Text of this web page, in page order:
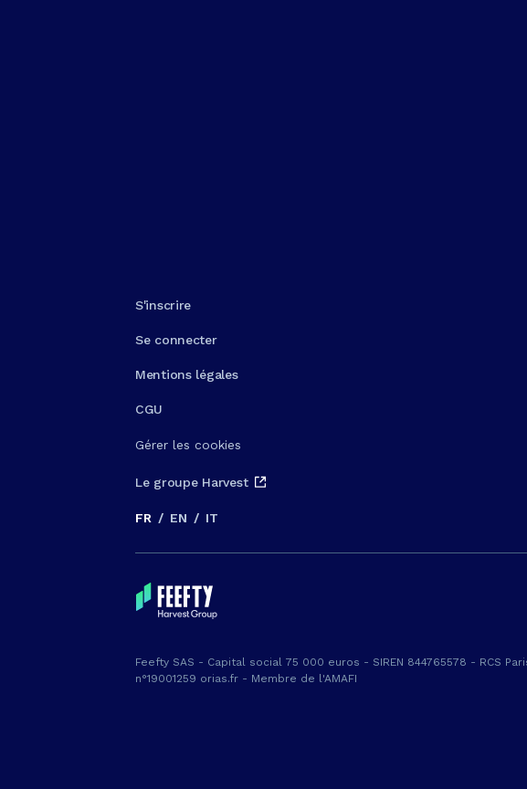
S'inscrire
Se connecter
Mentions légales
CGU
Gérer les cookies
Le groupe Harvest
FR / EN / IT
Feefty SAS - Capital social 75 000 euros - SIREN 844765578 - RCS
n°19001259 orias.fr - Membre de l'AMAFI